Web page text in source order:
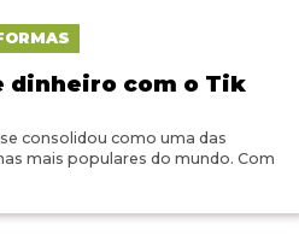
dinheiro com o Tik
consolidou como uma das
mais populares do mundo. Com